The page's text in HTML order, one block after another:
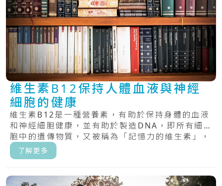
維生素B12保持人體血液與神經
細胞的健康
維生素B12是一種營養素，有助於保持身體的血液
和神經細胞健康，並有助於製造DNA，即所有細
胞中的遺傳物質，又被稱為「記憶力的維生素」，
具.....
了解更多